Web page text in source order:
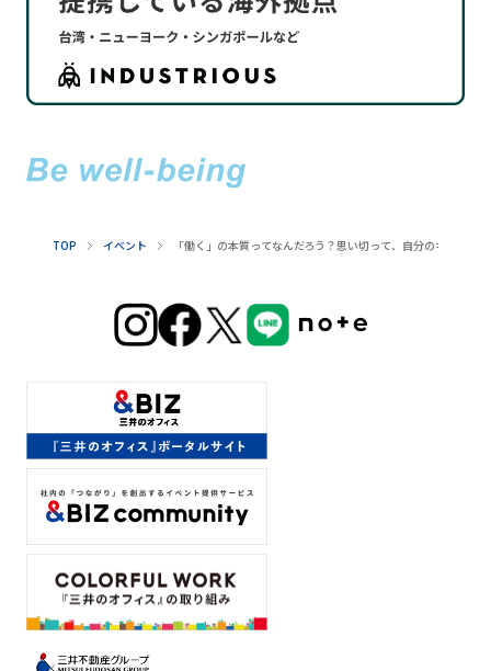
TOP イベント 「働く」の本質ってなんだろう？思い切って、自分のキャリア